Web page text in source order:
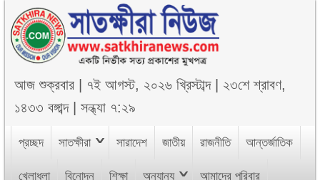
আজশুক্রবার ৭ই আগস্ট, ২০২৬ খ্রিস্টাব্দ| ২৩শে শ্রাবণ,
১৪৩৩ বঙ্গাব্দ|সন্ধ্যা ৭:২৯
প্রচ্ছদ সাতক্ষীরা সারাদেশ জাতীয় রাজনীতি আন্তর্জাতিক
খেলাধুলা বিনোদন শিক্ষা অন্যান্য আমাদের পরিবার